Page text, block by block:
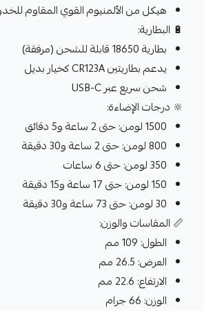
هيكل من الألمنيوم القوي المقاوم
🔋 البطارية:
بطارية 18650 قابلة للشحن (مرفقة)
يدعم بطاريتين CR123A كخيار بديل
شحن سريع عبر USB-C
🔆 درجات الإضاءة:
1500 لومن: حتى 2 ساعة و5 دقائق
800 لومن: حتى 2 ساعة و30 دقيقة
350 لومن: حتى 6 ساعات
150 لومن: حتى 17 ساعة و15 دقيقة
30 لومن: حتى 73 ساعة و30 دقيقة
📏 المقاسات والوزن:
الطول: 109 مم
العرض: 26.5 مم
الارتفاع: 22.6 مم
الوزن: 66 جرام